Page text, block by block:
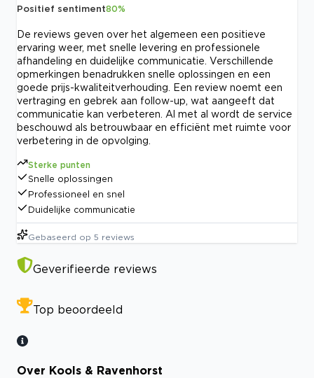
Positief sentiment80%
De reviews geven over het algemeen een positieve
ervaring weer, met snelle levering en professionele
afhandeling en duidelijke communicatie. Verschillende
opmerkingen benadrukken snelle oplossingen en een
goede prijs-kwaliteitverhouding. Een review noemt een
vertraging en gebrek aan follow-up, wat aangeeft dat
communicatie kan verbeteren. Al met al wordt de service
beschouwd als betrouwbaar en efficiënt met ruimte voor
verbetering in de opvolging.
Sterke punten
Snelle oplossingen
Professioneel en snel
Duidelijke communicatie
Gebaseerd op 5 reviews
Geverifieerde reviews
Top beoordeeld
Over Kools & Ravenhorst